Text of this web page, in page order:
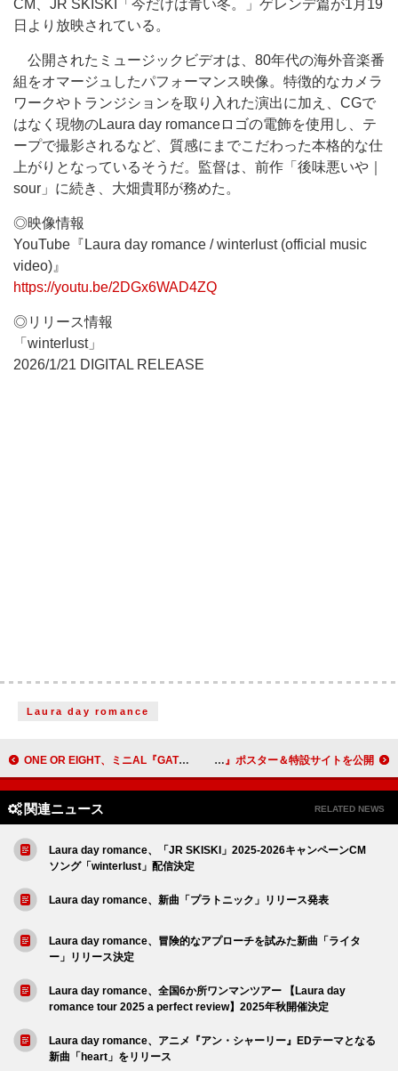
CM、JR SKISKI「今だけは青い冬。」ゲレンデ篇が1月19
日より放映されている。
公開されたミュージックビデオは、80年代の海外音楽番
組をオマージュしたパフォーマンス映像。特徴的なカメラ
ワークやトランジションを取り入れた演出に加え、CGで
はなく現物のLaura day romanceロゴの電飾を使用し、テ
ープで撮影されるなど、質感にまでこだわった本格的な仕
上がりとなっているそうだ。監督は、前作「後味悪いや｜
sour」に続き、大畑貴耶が務めた。
◎映像情報
YouTube『Laura day romance / winterlust (official music
video)』
https://youtu.be/2DGx6WAD4ZQ
◎リリース情報
「winterlust」
2026/1/21 DIGITAL RELEASE
Laura day romance
ONE OR EIGHT、ミニAL『GATHER』リード曲「TOKYO DRIFT」MV公開 INI、ライブ映画『XQUARE – MASTERPIECE』ポスター＆特設サイトを公開
関連ニュース RELATED NEWS
Laura day romance、「JR SKISKI」2025-2026キャンペーンCM
ソング「winterlust」配信決定
Laura day romance、新曲「プラトニック」リリース発表
Laura day romance、冒険的なアプローチを試みた新曲「ライタ
ー」リリース決定
Laura day romance、全国6か所ワンマンツアー 【Laura day
romance tour 2025 a perfect review】2025年秋開催決定
Laura day romance、アニメ『アン・シャーリー』EDテーマとなる
新曲「heart」をリリース